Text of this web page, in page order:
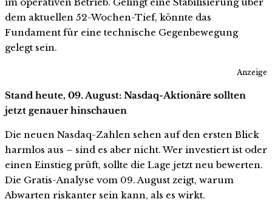
im operativen Betrieb. Gelingt eine Stabilisierung über
dem aktuellen 52-Wochen-Tief, könnte das
Fundament für eine technische Gegenbewegung
gelegt sein.
Anzeige
Stand heute, 09. August: Nasdaq-Aktionäre sollten
jetzt genauer hinschauen
Die neuen Nasdaq-Zahlen sehen auf den ersten Blick
harmlos aus – sind es aber nicht. Wer investiert ist oder
einen Einstieg prüft, sollte die Lage jetzt neu bewerten.
Die Gratis-Analyse vom 09. August zeigt, warum
Abwarten riskanter sein kann, als es wirkt.